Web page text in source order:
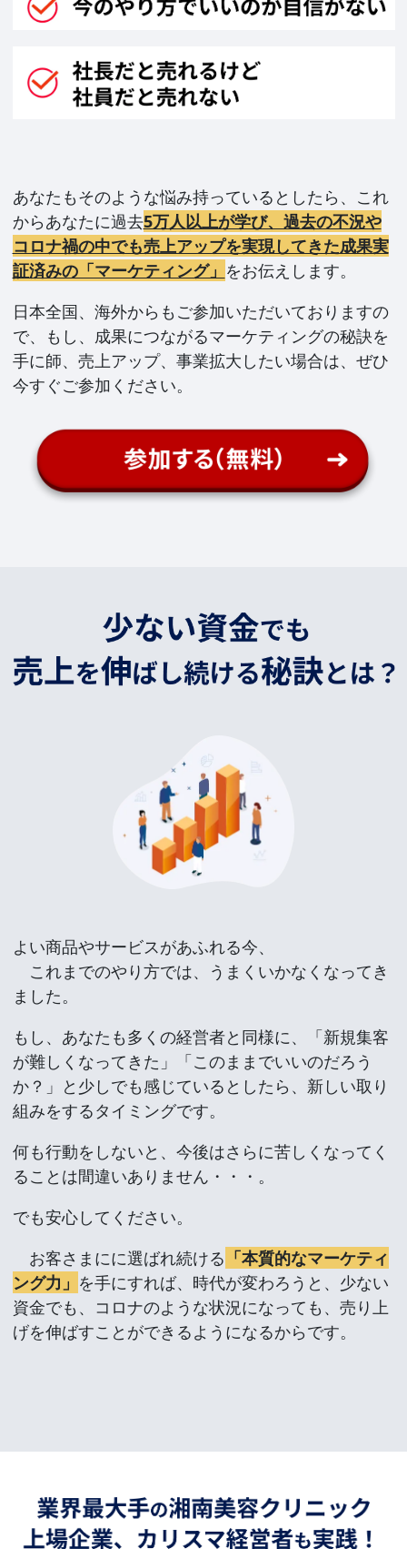
あなたもそのような悩み持っているとしたら、これ
からあなたに過去5万人以上が学び、過去の不況や
コロナ禍の中でも売上アップを実現してきた成果実
証済みの「マーケティング」 をお伝えします。
日本全国、海外からもご参加いただいておりますの
で、もし、成果につながるマーケティングの秘訣を
手に師、売上アップ、事業拡大したい場合は、ぜひ
今すぐご参加ください。
よい商品やサービスがあふれる今、
これまでのやり方では、うまくいかなくなってき
ました。
もし、あなたも多くの経営者と同様に、「新規集客
が難しくなってきた」「このままでいいのだろう
か？」と少しでも感じているとしたら、新しい取り
組みをするタイミングです。
何も行動をしないと、今後はさらに苦しくなってく
ることは間違いありません・・・。
でも安心してください。
お客さまにに選ばれ続ける 「本質的なマーケティ
ング力」 を手にすれば、時代が変わろうと、少ない
資金でも、コロナのような状況になっても、売り上
げを伸ばすことができるようになるからです。